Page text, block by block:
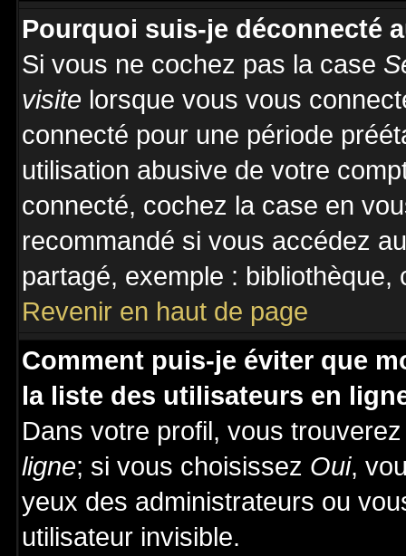
Pourquoi suis-je déconnecté
Si vous ne cochez pas la case
visite lorsque vous vous
connecté pour une période
utilisation abusive de votre
connecté, cochez la case en
recommandé si vous accédez
partagé, exemple :
Revenir en haut de page
Comment puis-je éviter que
la liste des utilisateurs en
Dans votre profil, vous
ligne; si vous choisissez Oui,
yeux des administrateurs ou
utilisateur invisible.